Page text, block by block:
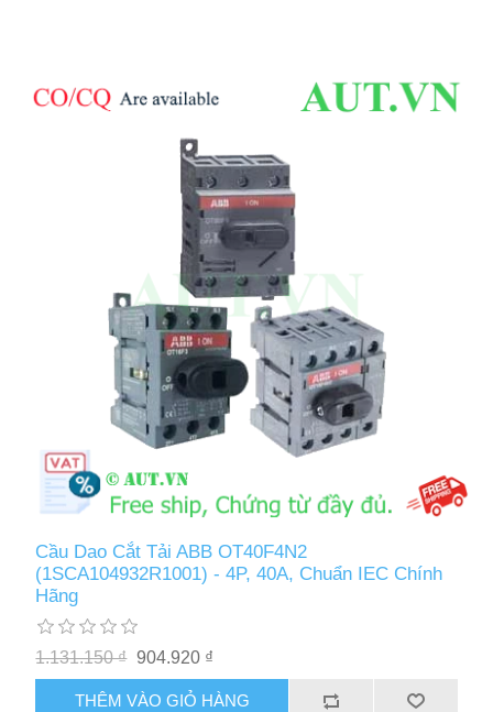
Cầu Dao Cắt Tải ABB OT40F4N2
(1SCA104932R1001) - 4P, 40A, Chuẩn IEC Chính
Hãng
1.131.150 ₫ 904.920 ₫
THÊM VÀO GIỎ HÀNG